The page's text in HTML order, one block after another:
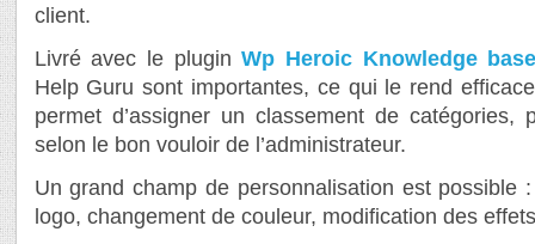
client.
Livré avec le pluginWp Heroic Knowledge
Help Guru sont importantes, ce qui le rend
permet d’assigner un classement de
selon le bon vouloir de l’administrateur.
Un grand champ de personnalisation est possible
logo, changement de couleur, modification des